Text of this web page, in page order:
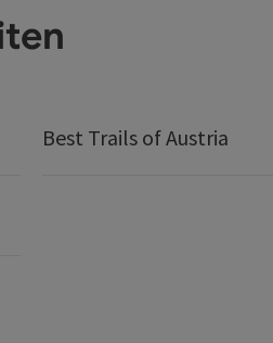
Best Trails of Austria